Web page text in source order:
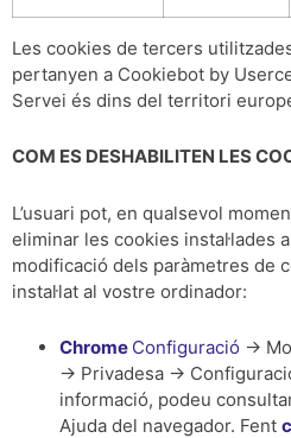
Les cookies de tercers
pertanyen a Cookiebot by
Servei és dins del territori
COM ES DESHABILITEN LES
L’usuari pot, en qualsevol
eliminar les cookies instal·lades
modificació dels paràmetres de
instal·lat al vostre ordinador:
Chrome Configuració ->
-> Privadesa ->
informació, podeu
Ajuda del navegador. Fent